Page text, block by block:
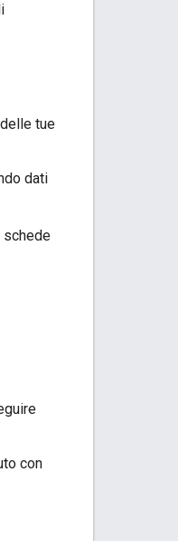
tue
dati
schede
con